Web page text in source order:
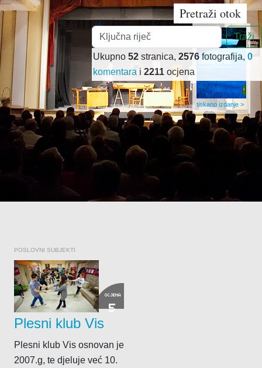
Pretraži otok
Pretraga
Traži
Ukupno 52stranica, 2576fotografija, 0
komentara i 2211ocjena
tiskano izdanje >
POSLOVNI SUBJEKTI
OCJENA
5
Plesni klub Vis
Plesni klub Vis osnovan je
2007.g, te djeluje već 10.